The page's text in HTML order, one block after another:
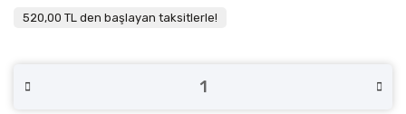
520,00 TL den başlayan taksitlerle!